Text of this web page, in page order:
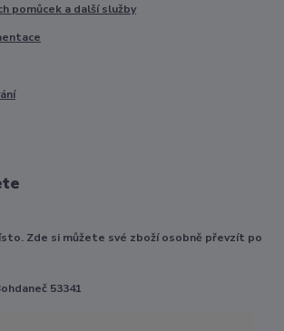
pomůcek a další služby
Zde si můžete své zboží osobně převzít po
53341